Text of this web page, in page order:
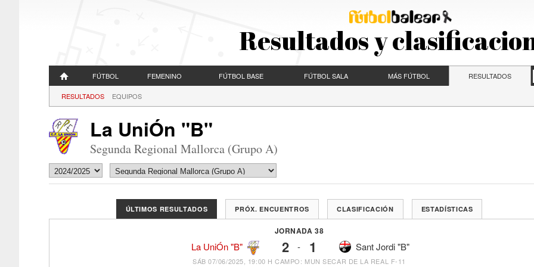
Resultados y
FÚTBOL FEMENINO FÚTBOL BASE FÚTBOL SALA MÁS FÚTBOL RESULTADOS
RESULTADOS EQUIPOS
La UniÓn "B"
Segunda Regional Mallorca (Grupo A)
ÚLTIMOS RESULTADOS PRÓX. ENCUENTROS CLASIFICACIÓN ESTADÍSTICAS
JORNADA 38
La UniÓn "B" 2 - Sant Jordi "B"
1
SÁB 07/06/2025, 19:00 H CAMPO: MUN SECAR DE LA REAL F-11